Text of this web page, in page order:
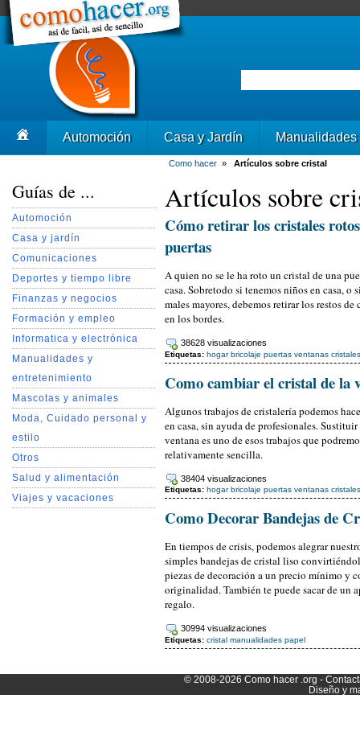
Automoción Casa y Jardín Manualidades
Como hacer » Artículos sobre cristal
Guías de ...
Automoción
Casa y jardín
Comunicaciones
Deportes y tiempo libre
Finanzas y negocios
Formación y empleo
Informatica y electrónica
Manualidades y
entretenimiento
Mascotas y animales
Moda, Cuidado personal y
estilo
Otros
Salud y alimentación
Viajes y vacaciones
Artículos sobre
Cómo retirar los cristales
puertas
A quien no se le ha roto un cristal de una
casa. Sobretodo si tenemos niños en casa, o
males mayores, debemos retirar los restos
en los bordes.
38628 visualizaciones
Etiquetas: hogar bricolaje puertas ventanas cristales
Como cambiar el cristal de la
Algunos trabajos de cristalería podemos
en casa, sin ayuda de profesionales.
ventana es uno de esos trabajos que
relativamente sencilla.
38404 visualizaciones
Etiquetas: hogar bricolaje puertas ventanas cristales
Como Decorar Bandejas de
En tiempos de crisis, podemos alegrar
simples bandejas de cristal liso
piezas de decoración a un precio mínimo y
originalidad. También te puede sacar de un
regalo.
30994 visualizaciones
Etiquetas: cristal manualidades papel
© 2008-2026Como hacer .org -
Diseño y